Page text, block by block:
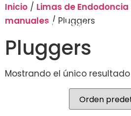
Inicio / Limas de Endodoncia
manuales / Pluggers
Pluggers
Mostrando el único resultado